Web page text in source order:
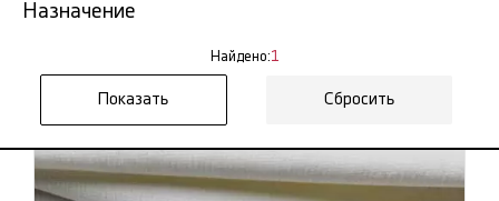
Вельвет Италия
Назначение
Найдено:1
Сбросить